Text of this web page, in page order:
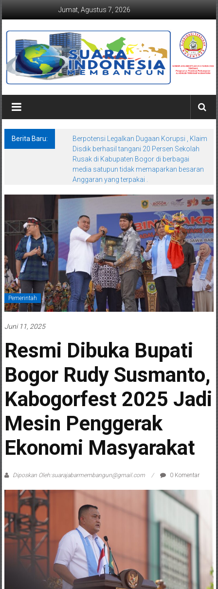
Jumat, Agustus 7, 2026
Berita Baru:
Berpotensi Legalkan Dugaan Korupsi , Klaim
Disdik berhasil tangani 20 Persen Sekolah
Rusak di Kabupaten Bogor di berbagai
media satupun tidak memaparkan besaran
Anggaran yang terpakai .
Pemerintah
Juni 11, 2025
Resmi Dibuka Bupati
Bogor Rudy Susmanto,
Kabogorfest 2025 Jadi
Mesin Penggerak
Ekonomi Masyarakat
Diposkan Oleh:suarajabarmembangun@gmail.com 0 Komentar